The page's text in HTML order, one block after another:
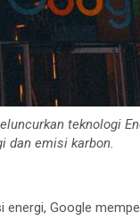
teknologi
dan emisi karbon.
energi, Google